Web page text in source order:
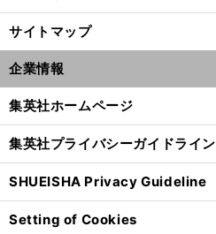
、
サイトマップ
企業情報
集英社ホームページ
集英社プライバシーガイドライン
SHUEISHA Privacy Guideline
Setting of Cookies